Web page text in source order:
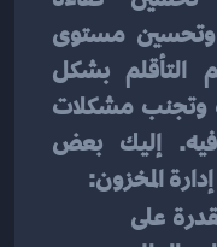
المخزون: